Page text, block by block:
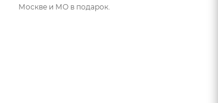
Москве и МО в подарок.